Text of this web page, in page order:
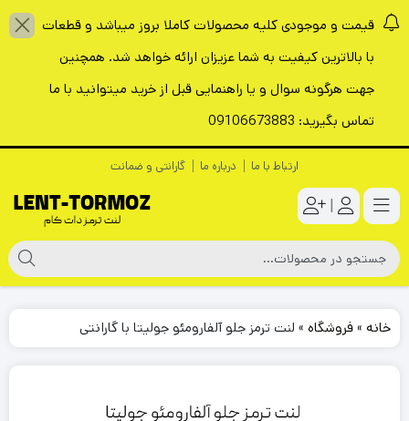
قیمت و موجودی کلیه محصولات کاملا بروز میباشد و قطعات
با بالاترین کیفیت به شما عزیزان ارائه خواهد شد. همچنین
جهت هرگونه سوال و یا راهنمایی قبل از خرید میتوانید با ما
تماس بگیرید: 09106673883
ارتباط با ما درباره ما گارانتی و ضمانت
|
خانه »فروشگاه » لنت ترمز جلو آلفارومئو جولیتا با گارانتی